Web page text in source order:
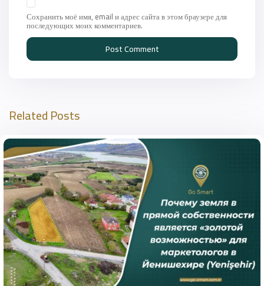
Сохранить моё имя, email и адрес сайта в этом браузере для
последующих моих комментариев.
Related Posts